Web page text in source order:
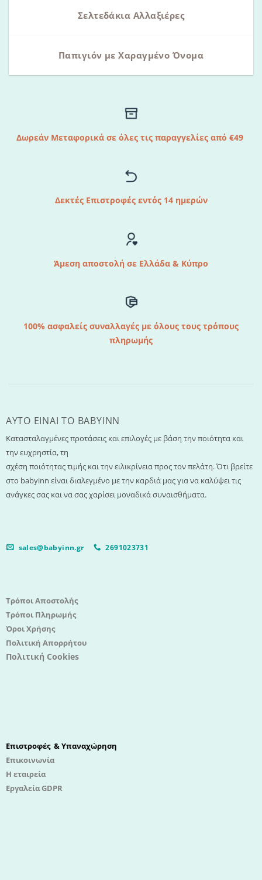
Σελτεδάκια Αλλαξιέρες
Παπιγιόν με Χαραγμένο Όνομα
Δωρεάν Μεταφορικά σε όλες τις παραγγελίες από €49
Δεκτές Επιστροφές εντός 14 ημερών
Άμεση αποστολή σε Ελλάδα & Κύπρο
100% ασφαλείς συναλλαγές με όλους τους τρόπους
πληρωμής
AYTO EINAI TO ΒΑΒΥΙΝΝ
Κατασταλαγμένες προτάσεις και επιλογές με βάση την ποιότητα και
την ευχρηστία, τη
σχέση ποιότητας τιμής και την ειλικρίνεια προς τον πελάτη. Ότι βρείτε
στο babyinn είναι διαλεγμένο με την καρδιά μας για να καλύψει τις
ανάγκες σας και να σας χαρίσει μοναδικά συναισθήματα.
sales@babyinn.gr 2691023731
Τρόποι Αποστολής
Τρόποι Πληρωμής
Όροι Χρήσης
Πολιτική Απορρήτου
Πολιτική Cookies
Επιστροφές & Υπαναχώρηση
Επικοινωνία
Η εταιρεία
Εργαλεία GDPR